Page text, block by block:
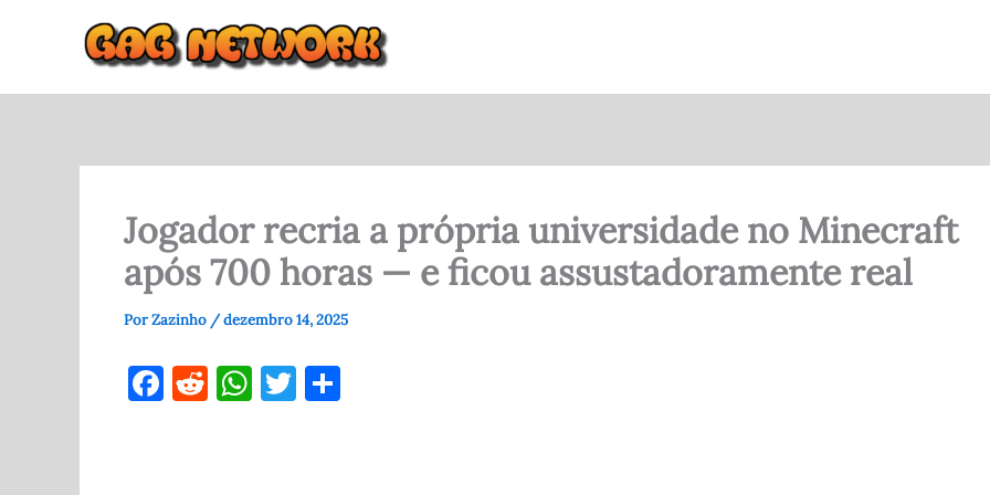
conteúdo
Jogador recria a própria universidade no Minecraft
após 700 horas — e ficou assustadoramente real
PorZazinho /dezembro 14, 2025
F R W T